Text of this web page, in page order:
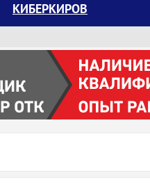
КИБЕРКИРОВ